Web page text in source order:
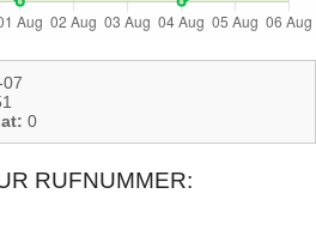
0
RUFNUMMER: